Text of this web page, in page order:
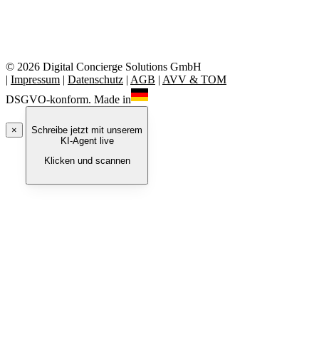
© 2026 Digital Concierge Solutions GmbH
| Impressum | Datenschutz | AGB | AVV & TOM
DSGVO-konform. Made in
×
Schreibe jetzt mit unserem
KI-Agent live
Klicken und scannen